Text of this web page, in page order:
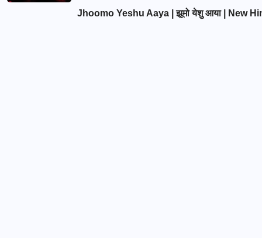
Jhoomo Yeshu Aaya | झूमो येशु आया | New